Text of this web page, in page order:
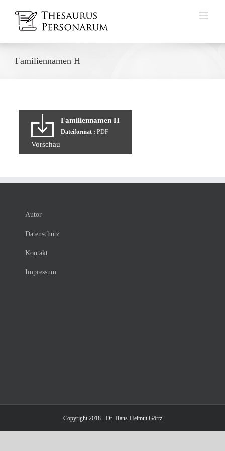
Inhalt
springen
Familiennamen H
Familiennamen H
Dateiformat : PDF
Vorschau
Autor
Datenschutz
Kontakt
Impressum
Copyright 2018 - Dr. Hans-Helmut Görtz